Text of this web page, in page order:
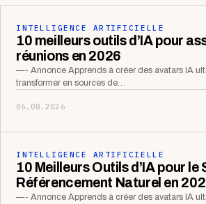
INTELLIGENCE ARTIFICIELLE
10 meilleurs outils d’IA pour
réunions en 2026
—- Annonce Apprends à créer des avatars IA
transformer en sources de…
06.08.2026
INTELLIGENCE ARTIFICIELLE
10 Meilleurs Outils d’IA pour le
Référencement Naturel en
—- Annonce Apprends à créer des avatars IA